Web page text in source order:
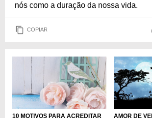
nós como a duração da nossa vida.
COPIAR
10 MOTIVOS PARA ACREDITAR
AMOR DE